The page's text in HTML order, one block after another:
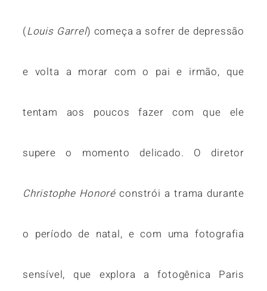
(Louis Garrel) começa a sofrer de depressão
e volta a morar com o pai e irmão, que
tentam aos poucos fazer com que ele
supere o momento delicado. O diretor
Christophe Honoré constrói a trama durante
o período de natal, e com uma fotografia
sensível, que explora a fotogênica Paris